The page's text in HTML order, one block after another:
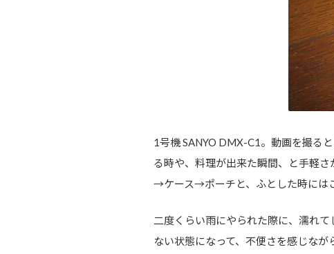
1号機 SANYO DMX-C1。動画を撮る
る時や、料理が出来た瞬間、と手軽
→ケース→ポーチと、ふとした時には
二度くらい雨にやられた際に、濡れ
ない状態になって、不便さを感じな